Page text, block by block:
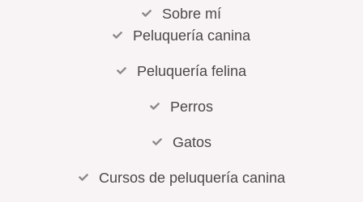
Sobre mí
Peluquería canina
Peluquería felina
Perros
Gatos
Cursos de peluquería canina